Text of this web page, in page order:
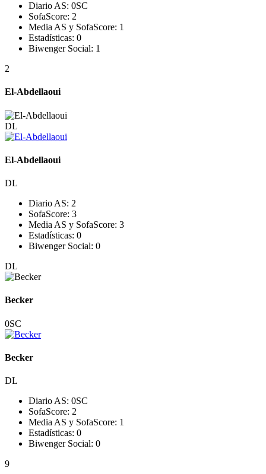
Diario AS: 0SC
SofaScore: 2
Media AS y SofaScore: 1
Estadísticas: 0
Biwenger Social: 1
2
El-Abdellaoui
DL
El-Abdellaoui
DL
Diario AS: 2
SofaScore: 3
Media AS y SofaScore: 3
Estadísticas: 0
Biwenger Social: 0
DL
Becker
0SC
Becker
DL
Diario AS: 0SC
SofaScore: 2
Media AS y SofaScore: 1
Estadísticas: 0
Biwenger Social: 0
9